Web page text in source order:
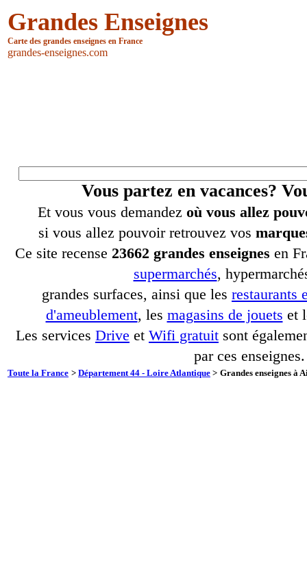
Grandes Enseignes
Carte des grandes enseignes en France
grandes-enseignes.com
Vous partez en vacances?
Et vous vous demandez où vous allez
si vous allez pouvoir retrouvez vos
Ce site recense 23662 grandes enseignes en
supermarchés,
grandes surfaces, ainsi que les restaurants
d'ameublement, les magasins de jouets et
Les services Drive et Wifi gratuit sont
par ces enseignes.
Toute la France > Département 44 - Loire Atlantique > Grandes enseignes à